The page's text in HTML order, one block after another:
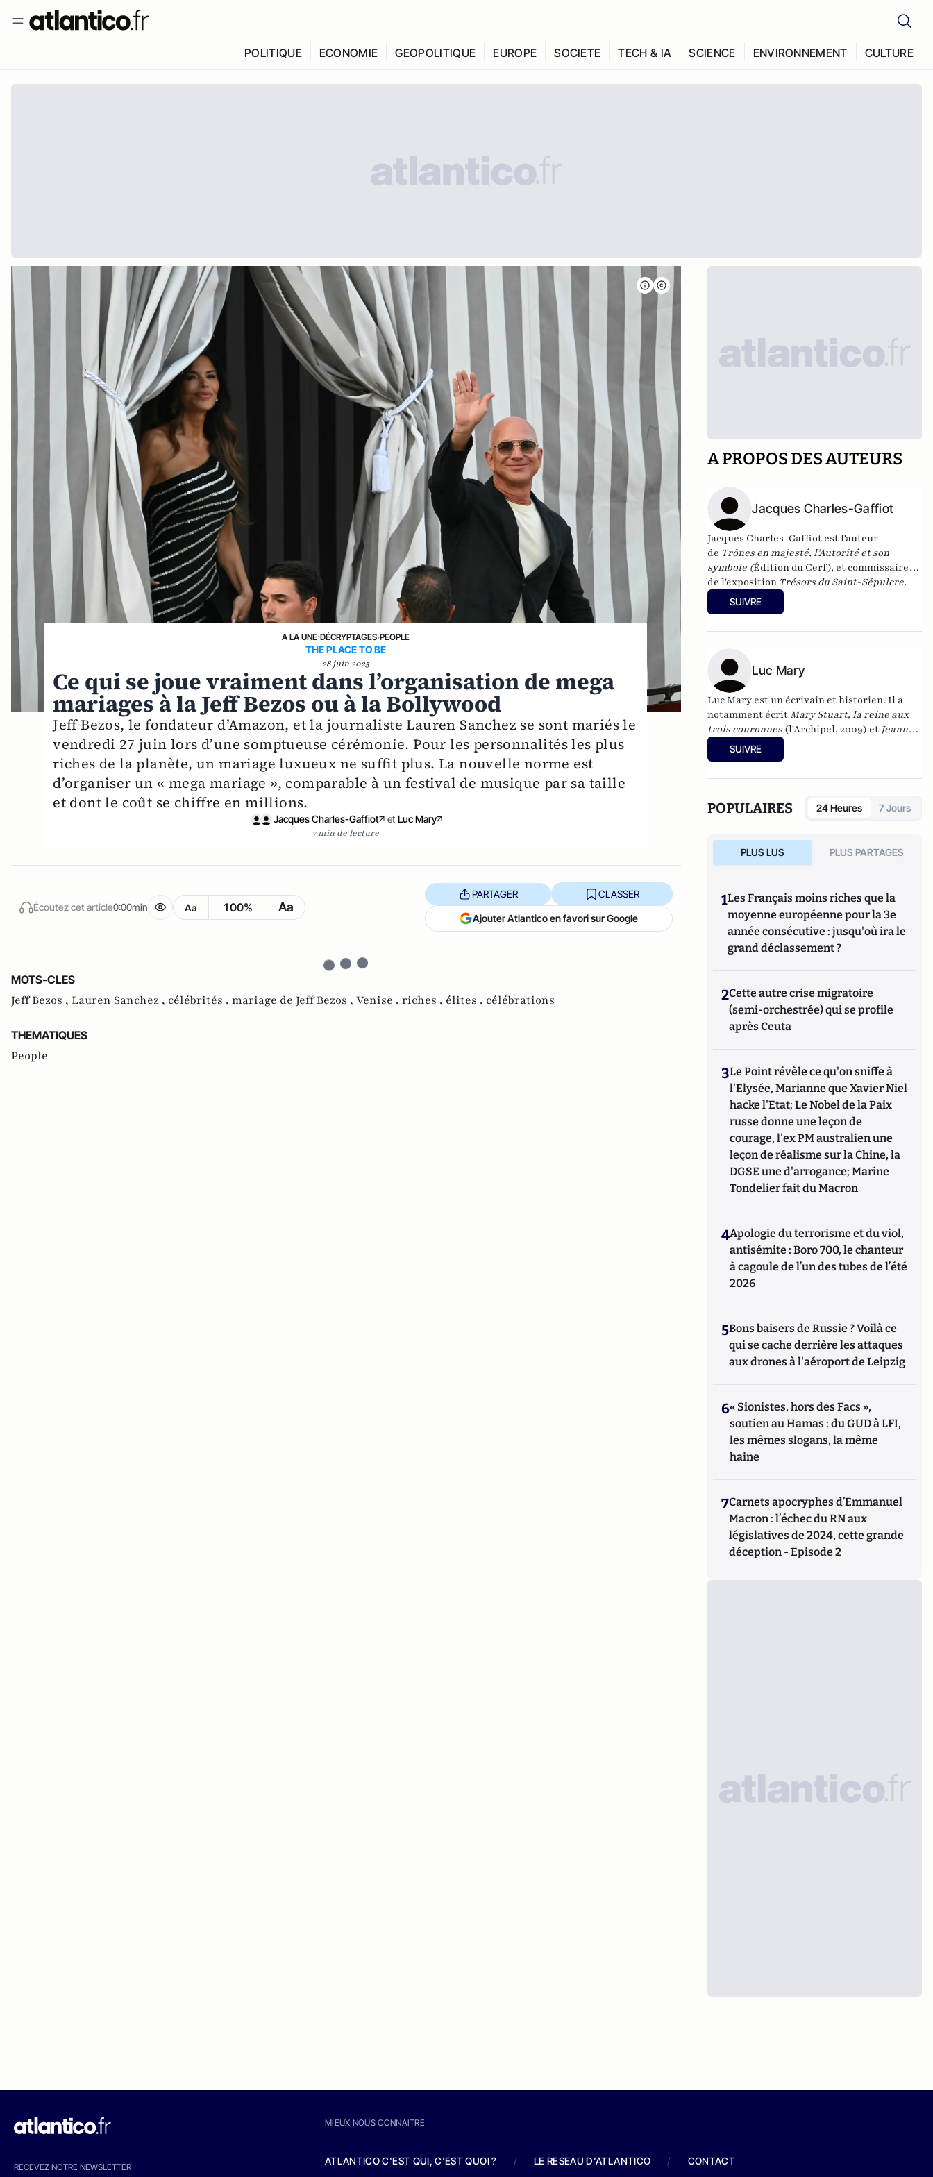
POLITIQUE ECONOMIE GEOPOLITIQUE EUROPE SOCIETE TECH & IA SCIENCE ENVIRONNEMENT CULTURE
A LA UNE›DÉCRYPTAGES›PEOPLE
THE PLACE TO BE
28 juin 2025
Ce qui se joue vraiment dans l’organisation de mega
mariages à la Jeff Bezos ou à la Bollywood
Jeff Bezos, le fondateur d’Amazon, et la journaliste Lauren Sanchez se sont mariés le
vendredi 27 juin lors d’une somptueuse cérémonie. Pour les personnalités les plus
riches de la planète, un mariage luxueux ne suffit plus. La nouvelle norme est
d’organiser un « mega mariage », comparable à un festival de musique par sa taille
et dont le coût se chiffre en millions.
Jacques Charles-Gaffiot et Luc Mary
7 min de lecture
Écoutez cet article0:00min Aa 100% Aa
PARTAGER CLASSER
Ajouter Atlantico en favori sur Google
MOTS-CLES
Jeff Bezos , Lauren Sanchez , célébrités , mariage de Jeff Bezos , Venise , riches , élites , célébrations
THEMATIQUES
People
A PROPOS DES AUTEURS
Jacques Charles-Gaffiot
Jacques Charles-Gaffiot est l'auteur
de Trônes en majesté, l’Autorité et son
symbole (Édition du Cerf), et commissaire
de l'exposition Trésors du Saint-Sépulcre.
Présents des cours royales européennes
fut présentée au château de Versailles
SUIVRE
Luc Mary
Luc Mary est un écrivain et historien. Il a
notamment écrit Mary Stuart, la reine aux
trois couronnes(l'Archipel, 2009) et Jeanne
d'Arc(Larousse, 2012).
Philippe ValodeEt si... Napoléon avait triomphé à
l'auteur de 20 livres et de plus d'une centaine d'articles. Il
uchronies.
SUIVRE
POPULAIRES 24 Heures 7 Jours
PLUS LUS PLUS PARTAGES
1Les Français moins riches que la
moyenne européenne pour la 3e
année consécutive : jusqu'où ira le
grand déclassement ?
2Cette autre crise migratoire
(semi-orchestrée) qui se profile
après Ceuta
3Le Point révèle ce qu'on sniffe à
l'Elysée, Marianne que Xavier Niel
hacke l'Etat; Le Nobel de la Paix
russe donne une leçon de
courage, l'ex PM australien une
leçon de réalisme sur la Chine, la
DGSE une d'arrogance; Marine
Tondelier fait du Macron
4Apologie du terrorisme et du viol,
antisémite : Boro 700, le chanteur
à cagoule de l’un des tubes de l’été
2026
5Bons baisers de Russie ? Voilà ce
qui se cache derrière les attaques
aux drones à l'aéroport de Leipzig
6« Sionistes, hors des Facs »,
soutien au Hamas : du GUD à LFI,
les mêmes slogans, la même
haine
7Carnets apocryphes d’Emmanuel
Macron : l’échec du RN aux
législatives de 2024, cette grande
déception - Episode 2
RECEVEZ NOTRE NEWSLETTER
MIEUX NOUS CONNAITRE
ATLANTICO C'EST QUI, C'EST QUOI ? / LE RESEAU D'ATLANTICO / CONTACT